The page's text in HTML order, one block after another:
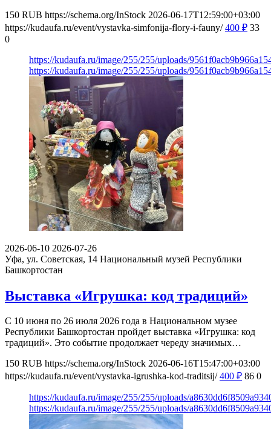
150 RUB https://schema.org/InStock 2026-06-17T12:59:00+03:00
https://kudaufa.ru/event/vystavka-simfonija-flory-i-fauny/ 400 ₽ 33
0
https://kudaufa.ru/image/255/255/uploads/
https://kudaufa.ru/image/255/255/uploads/
2026-06-10 2026-07-26
Уфа, ул. Советская, 14 Национальный музей Республики
Башкортостан
Выставка «Игрушка: код традиций»
С 10 июня по 26 июля 2026 года в Национальном музее
Республики Башкортостан пройдет выставка «Игрушка: код
традиций». Это событие продолжает череду значимых…
150 RUB https://schema.org/InStock 2026-06-16T15:47:00+03:00
https://kudaufa.ru/event/vystavka-igrushka-kod-traditsij/ 400 ₽ 86 0
https://kudaufa.ru/image/255/255/uploads/
https://kudaufa.ru/image/255/255/uploads/